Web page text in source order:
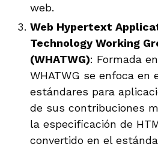
web.
Web Hypertext
Technology Working
(WHATWG): Formada
WHATWG se enfoca en
estándares para
de sus contribuciones
la especificación de
convertido en el